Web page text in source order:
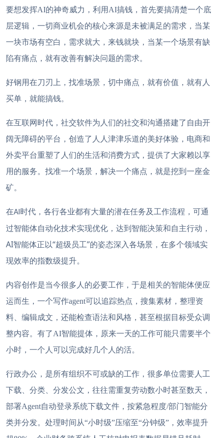
要想发挥AI的神奇威力，利用AI搞钱，首先要搞清楚一个底
层逻辑，一切商业机会的核心来源是未被满足的需求，当某
一块市场有空白，需求就大，来钱就块，当某一个场景有缺
陷有痛点，就有改善有解决问题的需求。
好钢用在刀刃上，找准场景，切中痛点，就有价值，就有人
买单，就能搞钱。
在互联网时代，社交软件为人们的社交和沟通搭建了自由开
阔无障碍的平台，创造了人人津津乐道的美好体验，电商和
外卖平台重塑了人们的生活和消费方式，提供了大家赖以享
用的服务。找准一个场景，解决一个痛点，就是挖到一座金
矿。
在AI 时代，各行各业都有大量的潜在任务及工作流程 ， 可通
过智能体自动化技术实现优化 ， 达到 智能决策和自主行动 ，
AI智能体正以“超级员工”的姿态深入各场景 ，在多个领域实
现效率的指数级提升。
内容创作是当今很多人的必要工作，于是相关的智能体便应
运而生，一个写作agent可以追踪热点，搜集素材， 整理资
料、编辑成文， 还能检查语法和风格，甚至根据目标受众调
整内容。 有了AI智能提体，原来一天的工作可能只需要半个
小时，一个人可以完成好几个人的活。
行政办公 ， 是所有组织不可或缺的工作，很多单位需要 人工
下载、分类、分发公文， 往往需重复劳动数小时甚至数天 ，
部署Agent自动登录系统下载文件，按紧急程度/部门智能分
类并分发。处理时间从“小时级”压缩至“分钟级”，效率提升